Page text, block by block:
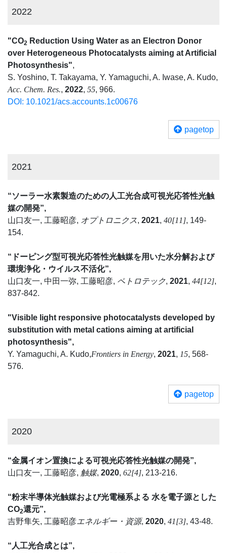
2022
"CO2 Reduction Using Water as an Electron Donor
over Heterogeneous Photocatalysts aiming at Artificial
Photosynthesis",
S. Yoshino, T. Takayama, Y. Yamaguchi, A. Iwase, A. Kudo,
Acc. Chem. Res., 2022, 55, 966.
DOI: 10.1021/acs.accounts.1c00676
pagetop
2021
“ソーラー水素製造のための人工光合成可視光応答性光触
媒の開発”,
山口友一, 工藤昭彦, オプトロニクス, 2021, 40[11], 149-
154.
“ドーピング型可視光応答性光触媒を用いた水分解および
環境浄化・ウイルス不活化”,
山口友一, 中田一弥, 工藤昭彦, ペトロテック, 2021, 44[12],
837-842.
"Visible light responsive photocatalysts developed by
substitution with metal cations aiming at artificial
photosynthesis",
Y. Yamaguchi, A. Kudo,Frontiers in Energy, 2021, 15, 568-
576.
pagetop
2020
“金属イオン置換による可視光応答性光触媒の開発”,
山口友一, 工藤昭彦, 触媒, 2020, 62[4], 213-216.
“粉末半導体光触媒および光電極系よる 水を電子源とした
CO2還元”,
吉野隼矢, 工藤昭彦エネルギー・資源, 2020, 41[3], 43-48.
“人工光合成とは”,